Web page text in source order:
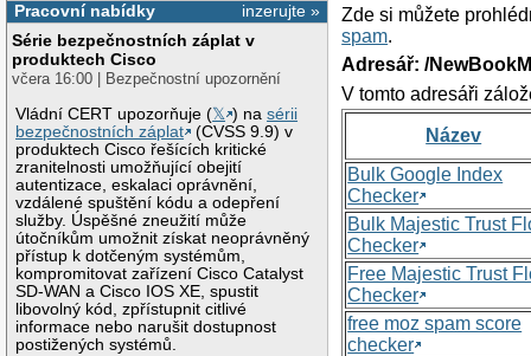
inzerujte »
Pracovní nabídky
Série bezpečnostních záplat v
produktech Cisco
včera 16:00 | Bezpečnostní upozornění
Vládní CERT upozorňuje (𝕏 ) nasérii
bezpečnostních záplat
(CVSS 9.9) v
produktech Cisco řešících kritické
zranitelnosti umožňující obejití
autentizace, eskalaci oprávnění,
vzdálené spuštění kódu a odepření
služby. Úspěšné zneužití může
útočníkům umožnit získat neoprávněný
přístup k dotčeným systémům,
kompromitovat zařízení Cisco Catalyst
SD-WAN a Cisco IOS XE, spustit
libovolný kód, zpřístupnit citlivé
informace nebo narušit dostupnost
postižených systémů.
Zde si můžete
spam.
Adresář: /
V tomto adresáři
Název
Bulk Google Index
Checker
Bulk Majestic Trust
Checker
Free Majestic Trust
Checker
free moz spam score
checker